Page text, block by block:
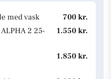
med vask
700 kr.
2 25-
1.550 kr.
1.850 kr.